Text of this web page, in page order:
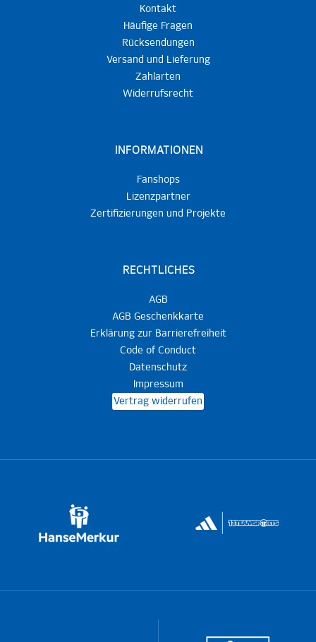
Kontakt
Häufige Fragen
Rücksendungen
Versand und Lieferung
Zahlarten
Widerrufsrecht
INFORMATIONEN
Fanshops
Lizenzpartner
Zertifizierungen und Projekte
RECHTLICHES
AGB
AGB Geschenkkarte
Erklärung zur Barrierefreiheit
Code of Conduct
Datenschutz
Impressum
Vertrag widerrufen